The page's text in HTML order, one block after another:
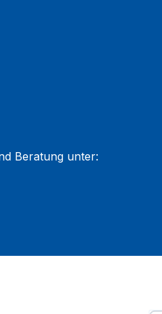
Beratung unter: